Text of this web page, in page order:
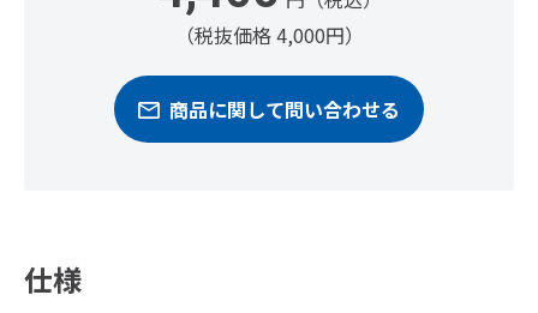
（税抜価格 4,000円）
商品に関して問い合わせる
仕様